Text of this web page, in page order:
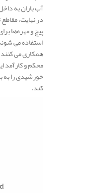
آب باران به
در نهایت،
پیچ و مهره‌ها
استفاده می‌
همکاری می‌
محکم و کارآمد
خورشیدی را
کند.